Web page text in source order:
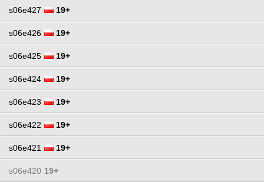
s06e427 19+
s06e426 19+
s06e425 19+
s06e424 19+
s06e423 19+
s06e422 19+
s06e421 19+
s06e420 19+